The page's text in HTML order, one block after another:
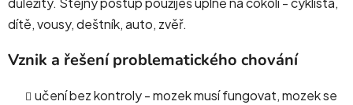
dítě, vousy, deštník, auto, zvěř.
Vznik a řešení problematického chování
učení bez kontroly - mozek musí fungovat, mozek se